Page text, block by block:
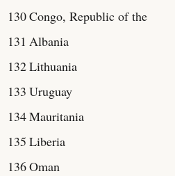
130Congo, Republic of the
131 Albania
132Lithuania
133 Uruguay
134Mauritania
135 Liberia
136Oman